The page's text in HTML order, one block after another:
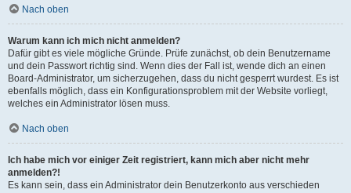
Nach oben
Warum kann ich mich nicht anmelden?
Dafür gibt es viele mögliche Gründe. Prüfe zunächst, ob dein Benutzername
und dein Passwort richtig sind. Wenn dies der Fall ist, wende dich an einen
Board-Administrator, um sicherzugehen, dass du nicht gesperrt wurdest. Es ist
ebenfalls möglich, dass ein Konfigurationsproblem mit der Website vorliegt,
welches ein Administrator lösen muss.
Nach oben
Ich habe mich vor einiger Zeit registriert, kann mich aber nicht mehr
anmelden?!
Es kann sein, dass ein Administrator dein Benutzerkonto aus verschieden